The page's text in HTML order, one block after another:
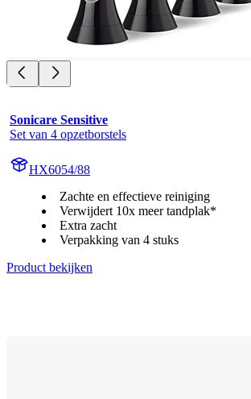
Sonicare Sensitive
Set van 4 opzetborstels
HX6054/88
Zachte en effectieve reiniging
Verwijdert 10x meer tandplak*
Extra zacht
Verpakking van 4 stuks
Product bekijken